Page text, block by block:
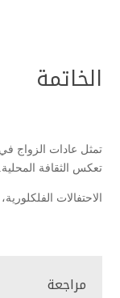
الخاتمة
تمثل عادات الزواج
تعكس الثقافة
الاحتفالات
مراجعة